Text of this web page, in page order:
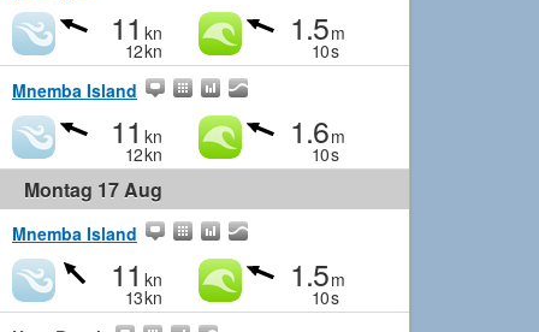
11 kn
12kn
1.5m
10s
Mnemba Island
11 kn
12kn
1.6m
10s
Montag 17 Aug
Mnemba Island
11 kn
13kn
1.5m
10s